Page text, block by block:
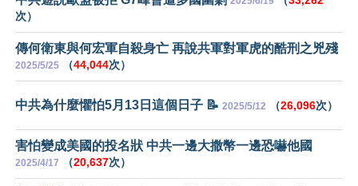
次）
傳何衛東與何宏軍自殺身亡 再說共軍對軍虎的酷刑之兇殘
2025/5/25 （44,044次）
中共為什麼懼怕5月13日這個日子 📝 2025/5/12 （26,096次）
害怕變成美國的投名狀 中共一邊大撒幣一邊恐嚇他國
2025/4/17 （20,637次）